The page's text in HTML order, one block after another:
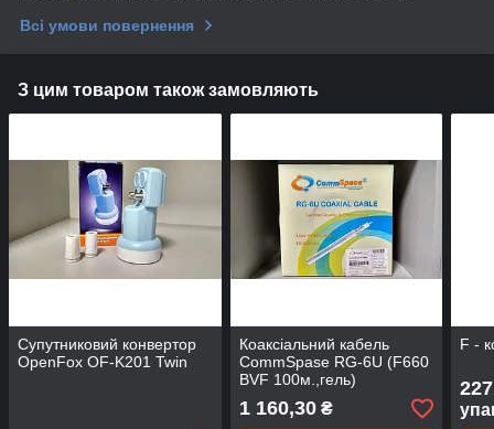
Всі умови повернення
З цим товаром також замовляють
Супутниковий конвертор
OpenFox OF-K201 Twin
Коаксіальний кабель
CommSpase RG-6U (F660
BVF 100м.,гель)
1 160,30₴
F -